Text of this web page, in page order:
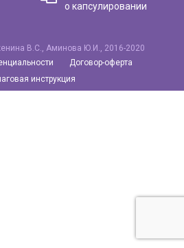
о капсулировании
В.С., Аминова Ю.И., 2016-2020
Договор-оферта
инструкция